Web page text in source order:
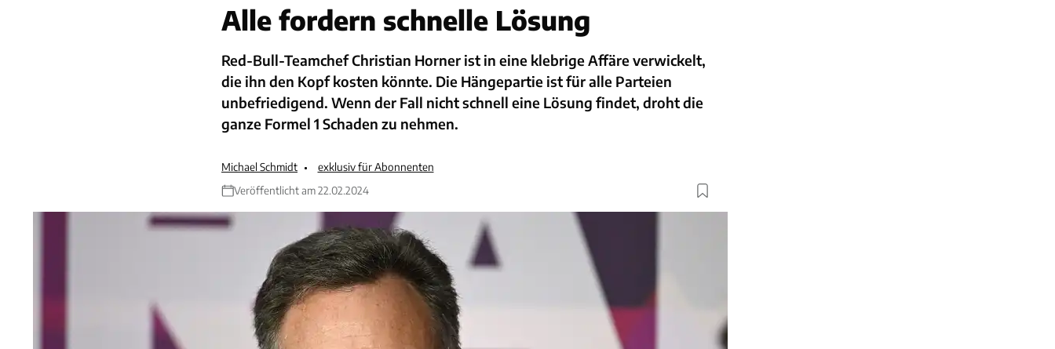
Alle fordern schnelle Lösung
Red-Bull-Teamchef Christian Horner ist in eine klebrige Affäre verwickelt,
die ihn den Kopf kosten könnte. Die Hängepartie ist für alle Parteien
unbefriedigend. Wenn der Fall nicht schnell eine Lösung findet, droht die
ganze Formel 1 Schaden zu nehmen.
Michael Schmidt
exklusiv für Abonnenten
Veröffentlicht am 22.02.2024